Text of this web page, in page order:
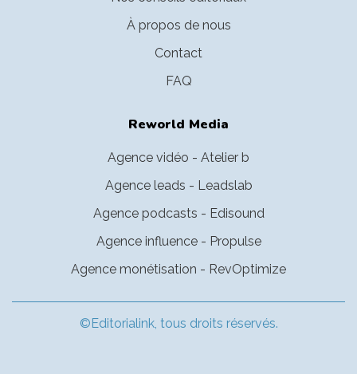
À propos de nous
Contact
FAQ
Reworld Media
Agence vidéo - Atelier b
Agence leads - Leadslab
Agence podcasts - Edisound
Agence influence - Propulse
Agence monétisation - RevOptimize
©Editorialink, tous droits réservés.